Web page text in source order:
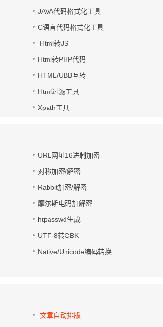
JAVA代码格式化工具
C语言代码格式化工具
Html转JS
Html转PHP代码
HTML/UBB互转
Html过滤工具
Xpath工具
URL网址16进制加密
对称加密/解密
Rabbit加密/解密
摩尔斯电码加解密
htpasswd生成
UTF-8转GBK
Native/Unicode编码转换
文章自动排版